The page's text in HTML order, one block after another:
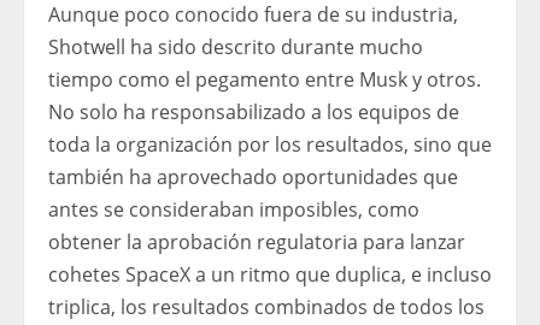
Aunque poco conocido fuera de su industria,
Shotwell ha sido descrito durante mucho
tiempo como el pegamento entre Musk y otros.
No solo ha responsabilizado a los equipos de
toda la organización por los resultados, sino que
también ha aprovechado oportunidades que
antes se consideraban imposibles, como
obtener la aprobación regulatoria para lanzar
cohetes SpaceX a un ritmo que duplica, e incluso
triplica, los resultados combinados de todos los